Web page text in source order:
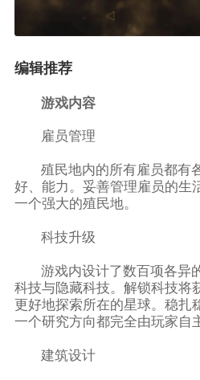
编辑推荐
游戏内容
雇员管理
殖民地内的所有雇员都有
好、能力。妥善管理雇员的生
一个强大的殖民地。
科技升级
游戏内设计了数百项各异
科技与隐藏科技。解锁科技将
更好地探索所在的星球。稳扎
一个研究方向都完全由玩家自
建筑设计